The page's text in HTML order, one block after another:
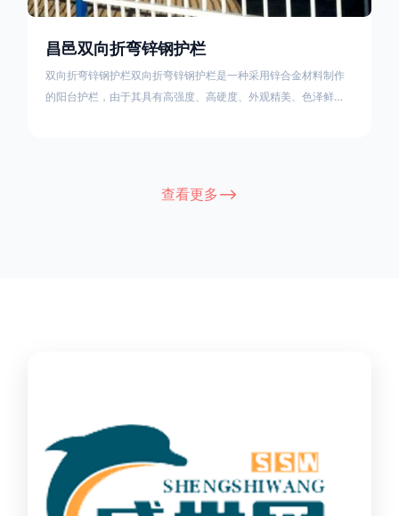
昌邑双向折弯锌钢护栏
双向折弯锌钢护栏双向折弯锌钢护栏是一种采用锌合金材料制作
的阳台护栏，由于其具有高强度、高硬度、外观精美、色泽鲜艳
或者咨询厂家客服以获取更准确的信息。
查看更多-->